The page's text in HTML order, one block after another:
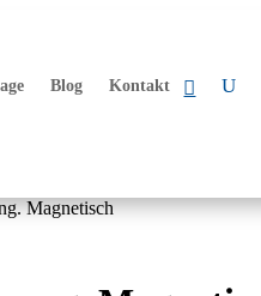
Blog Kontakt
Magnetisch